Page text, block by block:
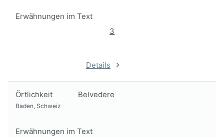
Erwähnungen im Text
3
Details
Örtlichkeit Belvedere
Baden, Schweiz
Erwähnungen im Text